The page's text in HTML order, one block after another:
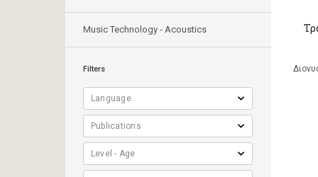
Music Technology - Acoustics
Filters